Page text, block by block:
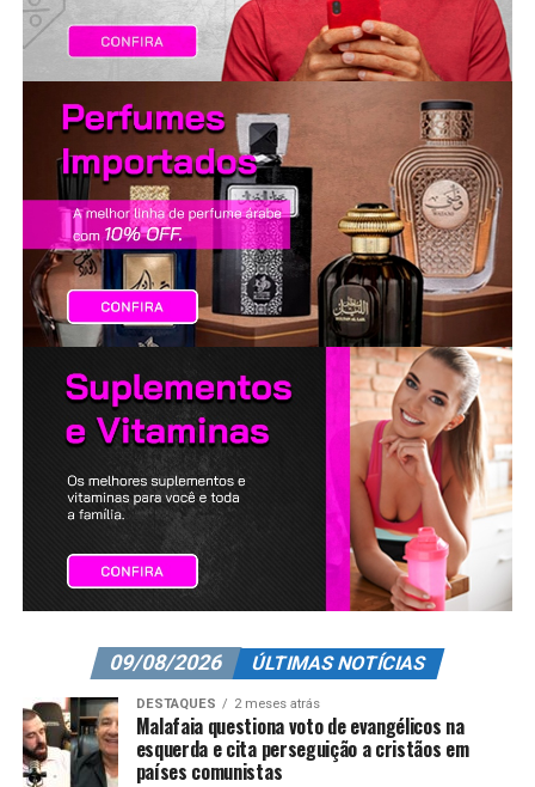
09/08/2026 ÚLTIMAS NOTÍCIAS
DESTAQUES 2 meses atrás
Malafaia questiona voto de evangélicos na
esquerda e cita perseguição a cristãos em
países comunistas